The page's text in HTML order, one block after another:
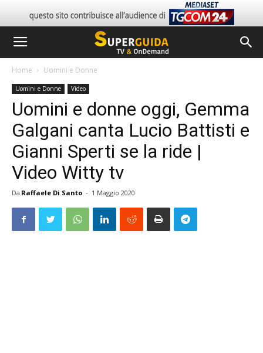
Home Uomini e Donne
Uomini e Donne Video
Uomini e donne oggi, Gemma
Galgani canta Lucio Battisti e
Gianni Sperti se la ride |
Video Witty tv
Da Raffaele Di Santo - 1 Maggio 2020